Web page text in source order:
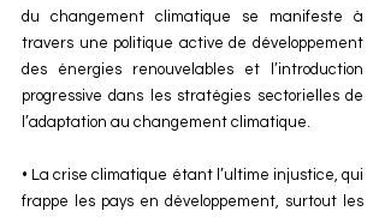
du changement climatique se manifeste à
travers une politique active de développement
des énergies renouvelables et l’introduction
progressive dans les stratégies sectorielles de
l’adaptation au changement climatique.
• La crise climatique étant l’ultime injustice, qui
frappe les pays en développement, surtout les